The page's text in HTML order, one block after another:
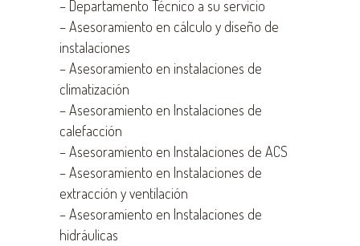
– Departamento Técnico a su servicio
–Asesoramiento en cálculo y diseño de
instalaciones
–Asesoramiento en instalaciones de
climatización
–Asesoramiento en Instalaciones de
calefacción
–Asesoramiento en Instalaciones de ACS
–Asesoramiento en Instalaciones de
extracción y ventilación
–Asesoramiento en Instalaciones de
hidráulicas